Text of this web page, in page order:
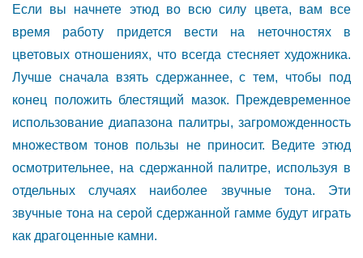
Если вы начнете этюд во всю силу цвета, вам все
время работу придется вести на неточностях в
цветовых отношениях, что всегда стесняет художника.
Лучше сначала взять сдержаннее, с тем, чтобы под
конец положить блестящий мазок. Преждевременное
использование диапазона палитры, загроможденность
множеством тонов пользы не приносит. Ведите этюд
осмотрительнее, на сдержанной палитре, используя в
отдельных случаях наиболее звучные тона. Эти
звучные тона на серой сдержанной гамме будут играть
как драгоценные камни.